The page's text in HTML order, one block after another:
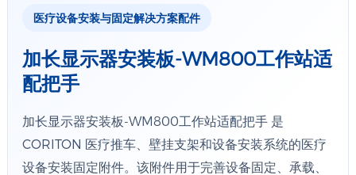
医疗设备安装与固定解决方案配件
加长显示器安装板-WM800工作站适
配把手
加长显示器安装板-WM800工作站适配把手 是
CORITON 医疗推车、壁挂支架和设备安装系统的医疗
设备安装固定附件。该附件用于完善设备固定、承载、